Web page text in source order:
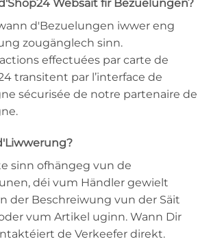
Websäit fir Bezuelungen?
d'Bezuelungen iwwer eng
zougänglech sinn.
effectuées par carte de
transitent par l’interface de
sécurisée de notre partenaire de
sinn ofhängeg vun de
déi vum Händler gewielt
der Beschreiwung vun der Säit
vum Artikel uginn. Wann Dir
de Verkeefer direkt.